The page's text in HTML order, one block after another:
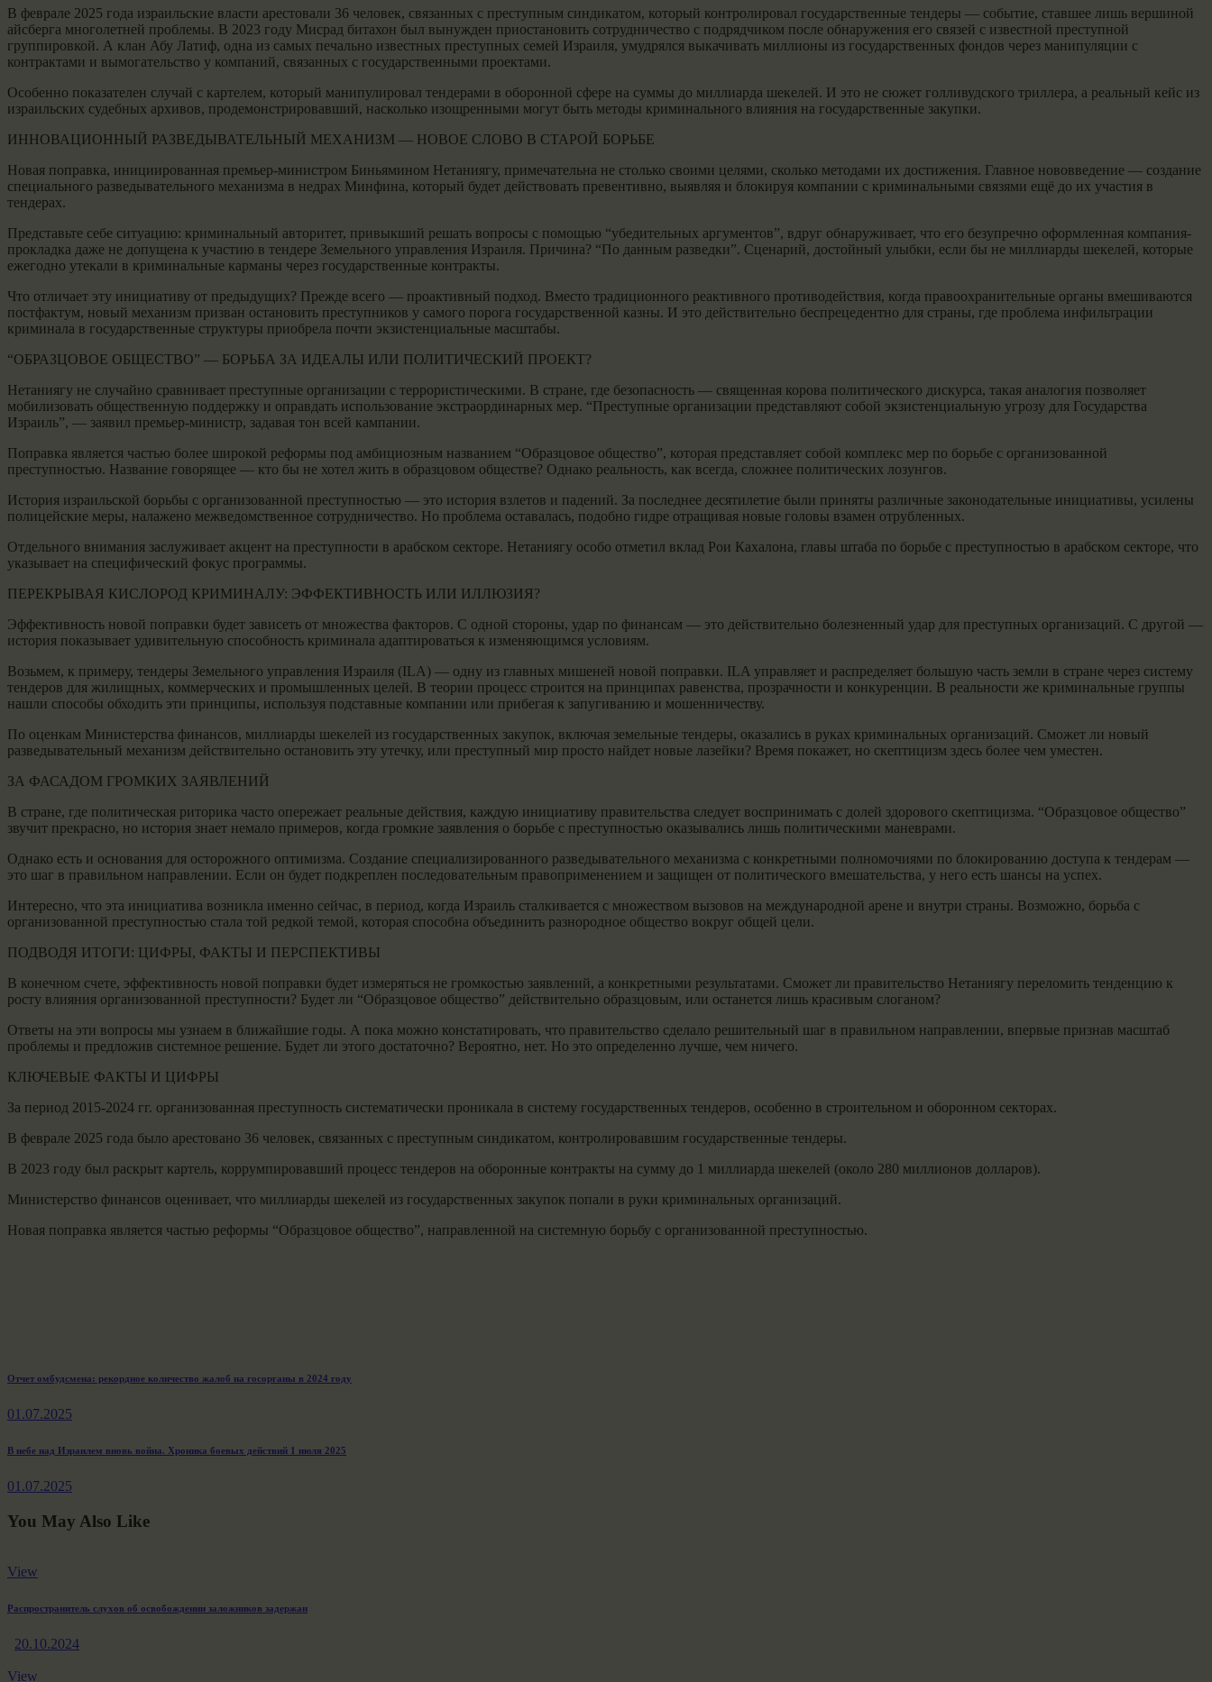
В феврале 2025 года израильские власти арестовали 36 человек, связанных с преступным синдикатом, который контролировал государственные тендеры — событие, ставшее лишь вершиной
айсберга многолетней проблемы. В 2023 году Мисрад битахон был вынужден приостановить сотрудничество с подрядчиком после обнаружения его связей с известной преступной
группировкой. А клан Абу Латиф, одна из самых печально известных преступных семей Израиля, умудрялся выкачивать миллионы из государственных фондов через манипуляции с
контрактами и вымогательство у компаний, связанных с государственными проектами.
Особенно показателен случай с картелем, который манипулировал тендерами в оборонной сфере на суммы до миллиарда шекелей. И это не сюжет голливудского триллера, а реальный кейс из
израильских судебных архивов, продемонстрировавший, насколько изощренными могут быть методы криминального влияния на государственные закупки.
ИННОВАЦИОННЫЙ РАЗВЕДЫВАТЕЛЬНЫЙ МЕХАНИЗМ — НОВОЕ СЛОВО В СТАРОЙ БОРЬБЕ
Новая поправка, инициированная премьер-министром Биньямином Нетаниягу, примечательна не столько своими целями, сколько методами их достижения. Главное нововведение — создание
специального разведывательного механизма в недрах Минфина, который будет действовать превентивно, выявляя и блокируя компании с криминальными связями ещё до их участия в
тендерах.
Представьте себе ситуацию: криминальный авторитет, привыкший решать вопросы с помощью “убедительных аргументов”, вдруг обнаруживает, что его безупречно оформленная компания-
прокладка даже не допущена к участию в тендере Земельного управления Израиля. Причина? “По данным разведки”. Сценарий, достойный улыбки, если бы не миллиарды шекелей, которые
ежегодно утекали в криминальные карманы через государственные контракты.
Что отличает эту инициативу от предыдущих? Прежде всего — проактивный подход. Вместо традиционного реактивного противодействия, когда правоохранительные органы вмешиваются
постфактум, новый механизм призван остановить преступников у самого порога государственной казны. И это действительно беспрецедентно для страны, где проблема инфильтрации
криминала в государственные структуры приобрела почти экзистенциальные масштабы.
“ОБРАЗЦОВОЕ ОБЩЕСТВО” — БОРЬБА ЗА ИДЕАЛЫ ИЛИ ПОЛИТИЧЕСКИЙ ПРОЕКТ?
Нетаниягу не случайно сравнивает преступные организации с террористическими. В стране, где безопасность — священная корова политического дискурса, такая аналогия позволяет
мобилизовать общественную поддержку и оправдать использование экстраординарных мер. “Преступные организации представляют собой экзистенциальную угрозу для Государства
Израиль”, — заявил премьер-министр, задавая тон всей кампании.
Поправка является частью более широкой реформы под амбициозным названием “Образцовое общество”, которая представляет собой комплекс мер по борьбе с организованной
преступностью. Название говорящее — кто бы не хотел жить в образцовом обществе? Однако реальность, как всегда, сложнее политических лозунгов.
История израильской борьбы с организованной преступностью — это история взлетов и падений. За последнее десятилетие были приняты различные законодательные инициативы, усилены
полицейские меры, налажено межведомственное сотрудничество. Но проблема оставалась, подобно гидре отращивая новые головы взамен отрубленных.
Отдельного внимания заслуживает акцент на преступности в арабском секторе. Нетаниягу особо отметил вклад Рои Кахалона, главы штаба по борьбе с преступностью в арабском секторе, что
указывает на специфический фокус программы.
ПЕРЕКРЫВАЯ КИСЛОРОД КРИМИНАЛУ: ЭФФЕКТИВНОСТЬ ИЛИ ИЛЛЮЗИЯ?
Эффективность новой поправки будет зависеть от множества факторов. С одной стороны, удар по финансам — это действительно болезненный удар для преступных организаций. С другой —
история показывает удивительную способность криминала адаптироваться к изменяющимся условиям.
Возьмем, к примеру, тендеры Земельного управления Израиля (ILA) — одну из главных мишеней новой поправки. ILA управляет и распределяет большую часть земли в стране через систему
тендеров для жилищных, коммерческих и промышленных целей. В теории процесс строится на принципах равенства, прозрачности и конкуренции. В реальности же криминальные группы
нашли способы обходить эти принципы, используя подставные компании или прибегая к запугиванию и мошенничеству.
По оценкам Министерства финансов, миллиарды шекелей из государственных закупок, включая земельные тендеры, оказались в руках криминальных организаций. Сможет ли новый
разведывательный механизм действительно остановить эту утечку, или преступный мир просто найдет новые лазейки? Время покажет, но скептицизм здесь более чем уместен.
ЗА ФАСАДОМ ГРОМКИХ ЗАЯВЛЕНИЙ
В стране, где политическая риторика часто опережает реальные действия, каждую инициативу правительства следует воспринимать с долей здорового скептицизма. “Образцовое общество”
звучит прекрасно, но история знает немало примеров, когда громкие заявления о борьбе с преступностью оказывались лишь политическими маневрами.
Однако есть и основания для осторожного оптимизма. Создание специализированного разведывательного механизма с конкретными полномочиями по блокированию доступа к тендерам —
это шаг в правильном направлении. Если он будет подкреплен последовательным правоприменением и защищен от политического вмешательства, у него есть шансы на успех.
Интересно, что эта инициатива возникла именно сейчас, в период, когда Израиль сталкивается с множеством вызовов на международной арене и внутри страны. Возможно, борьба с
организованной преступностью стала той редкой темой, которая способна объединить разнородное общество вокруг общей цели.
ПОДВОДЯ ИТОГИ: ЦИФРЫ, ФАКТЫ И ПЕРСПЕКТИВЫ
В конечном счете, эффективность новой поправки будет измеряться не громкостью заявлений, а конкретными результатами. Сможет ли правительство Нетаниягу переломить тенденцию к
росту влияния организованной преступности? Будет ли “Образцовое общество” действительно образцовым, или останется лишь красивым слоганом?
Ответы на эти вопросы мы узнаем в ближайшие годы. А пока можно констатировать, что правительство сделало решительный шаг в правильном направлении, впервые признав масштаб
проблемы и предложив системное решение. Будет ли этого достаточно? Вероятно, нет. Но это определенно лучше, чем ничего.
КЛЮЧЕВЫЕ ФАКТЫ И ЦИФРЫ
За период 2015-2024 гг. организованная преступность систематически проникала в систему государственных тендеров, особенно в строительном и оборонном секторах.
В феврале 2025 года было арестовано 36 человек, связанных с преступным синдикатом, контролировавшим государственные тендеры.
В 2023 году был раскрыт картель, коррумпировавший процесс тендеров на оборонные контракты на сумму до 1 миллиарда шекелей (около 280 миллионов долларов).
Министерство финансов оценивает, что миллиарды шекелей из государственных закупок попали в руки криминальных организаций.
Новая поправка является частью реформы “Образцовое общество”, направленной на системную борьбу с организованной преступностью.
Навигация
по
Previous
Отчет омбудсмена: рекордное количество жалоб на госорганы в 2024 году
01.07.2025
Next
В небе над Израилем вновь война. Хроника боевых действий 1 июля 2025
01.07.2025
You May Also Like
View
Распространитель слухов об освобождении заложников задержан
20.10.2024
View